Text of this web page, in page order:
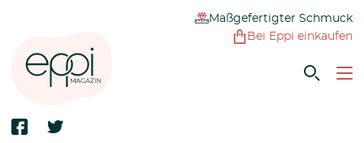
Maßgefertigter Schmuck
Bei Eppi einkaufen